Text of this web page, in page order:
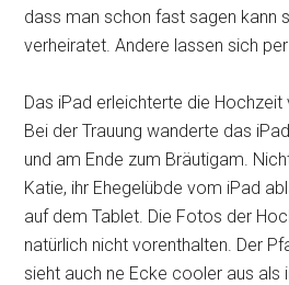
dass man schon fast sagen kann
verheiratet. Andere lassen sich
Das iPad erleichterte die Hochzeit
Bei der Trauung wanderte das
und am Ende zum Bräutigam.
Katie, ihr Ehegelübde vom iPad
auf dem Tablet. Die Fotos der
natürlich nicht vorenthalten. Der
sieht auch ne Ecke cooler aus als